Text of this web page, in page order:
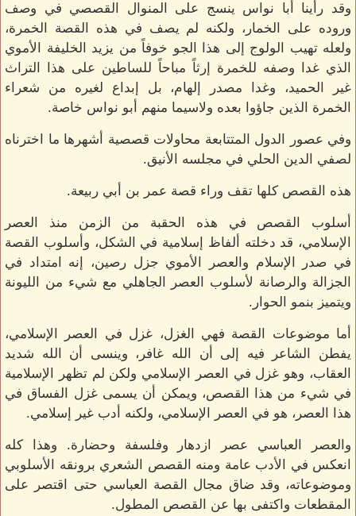
وقد رأينا أبا نواس ينسج على المنوال القصصي في وصف
وروده على الخمار، ولكنه لم يصف في هذه القصة الخمرة،
ولعله تهيب الولوج إلى هذا الجو خوفاً من يزيد الخليفة الأموي
الذي غدا وصفه للخمرة إرثاً مباحاً للساطين على هذا التراث
غير الحميد، وغدا مصدر إلهام، بل إبداع لغيره من شعراء
الخمرة الذين جاؤوا بعده ولاسيما منهم أبو نواس خاصة.
وفي عصور الدول المتتابعة محاولات قصصية أشهرها ما اخترناه
لصفي الدين الحلي في مجلسه الأنيق.
هذه القصص كلها تقف وراء قصة عمر بن أبي ربيعة.
أسلوب القصص في هذه الحقبة من الزمن منذ العصر
الإسلامي، قد دخلته ألفاظ إسلامية في الشكل، وأسلوب القصة
في صدر الإسلام والعصر الأموي جزل رصين، إنه امتداد في
الجزالة والرصانة لأسلوب العصر الجاهلي مع شيء من الليونة
ويتميز بنمو الحوار.
أما موضوعات القصة فهي الغزل، غزل في العصر الإسلامي،
يفطن الشاعر فيه إلى أن الله غافر، وينسى أن الله شديد
العقاب، وهو غزل في العصر الإسلامي ولكن لم تظهر الإسلامية
في شيء من هذا القصص، ويمكن أن يسمى غزل الفساق في
هذا العصر، هو في العصر الإسلامي، ولكنه أدب غير إسلامي.
والعصر العباسي عصر ازدهار وفلسفة وحضارة. وهذا كله
انعكس في الأدب عامة ومنه القصص الشعري برونقه الأسلوبي
وموضوعاته، وقد ضاق مجال القصة العباسي حتى اقتصر على
المقطعات واكتفى بها عن القصص المطول.